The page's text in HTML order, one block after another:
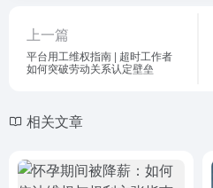
上一篇
平台用工维权指南 | 超时工作者
如何突破劳动关系认定壁垒
相关文章